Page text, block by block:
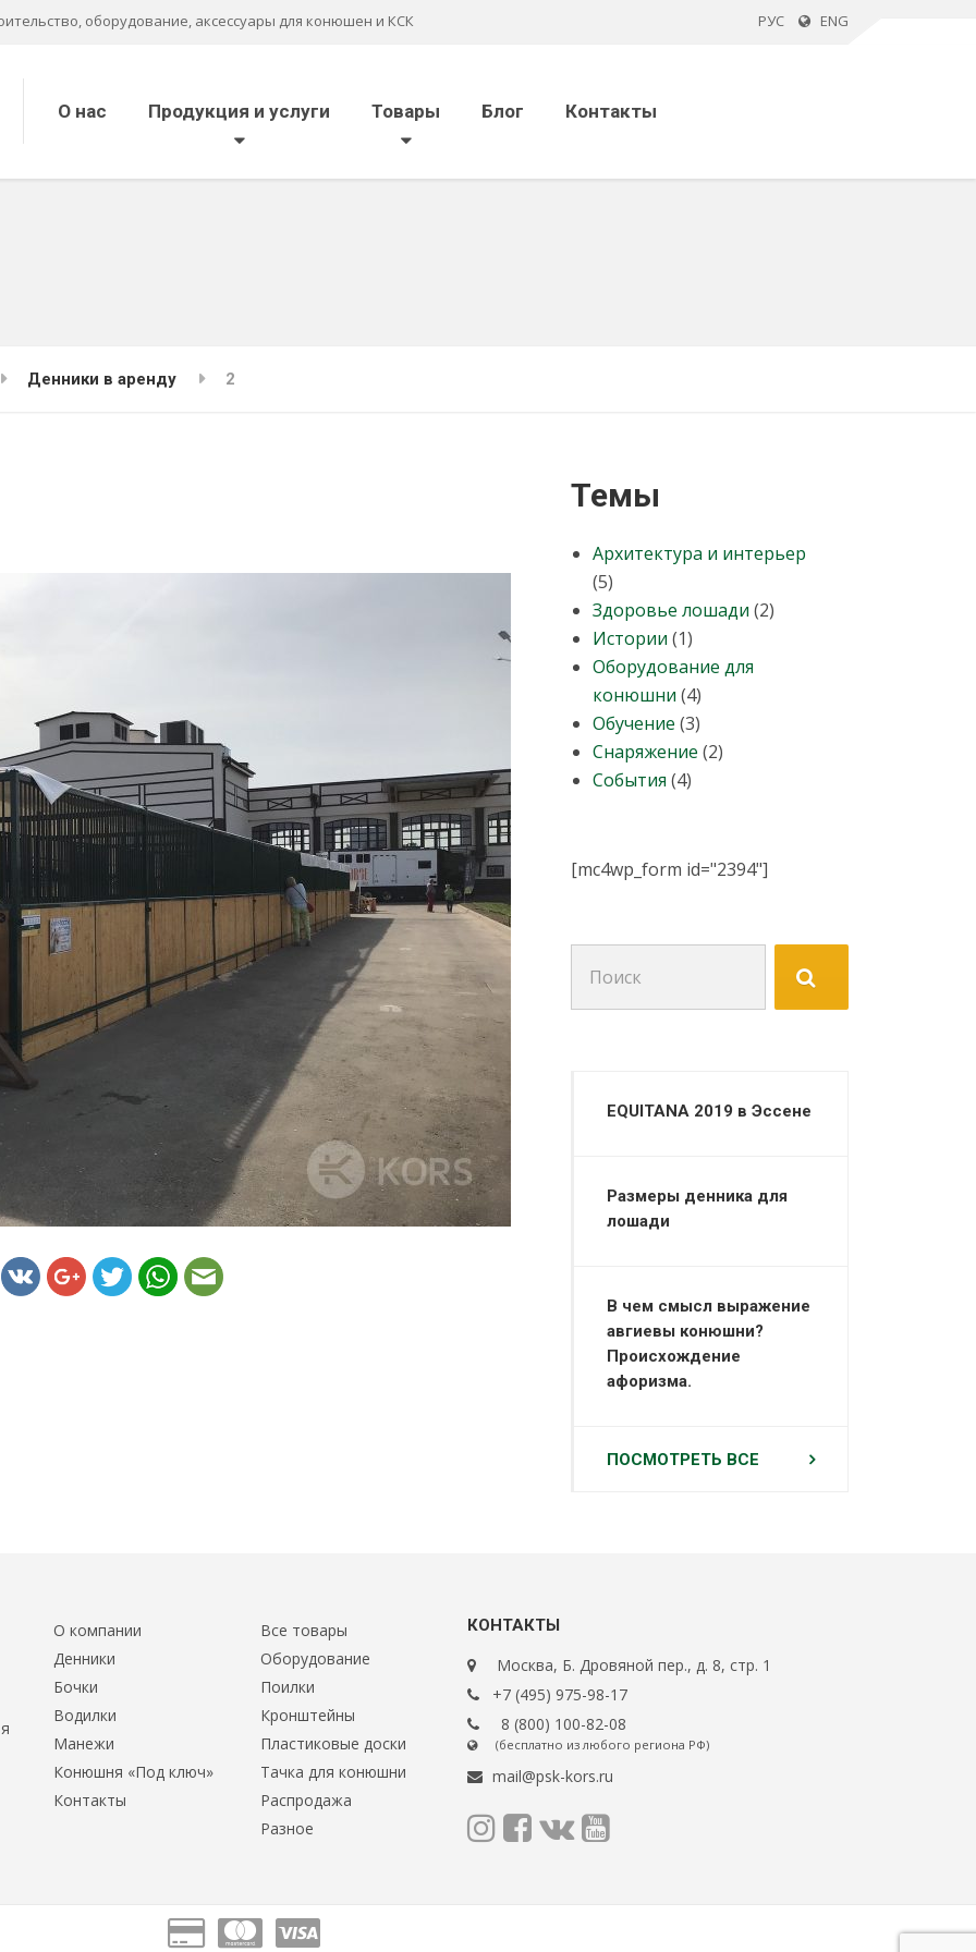
оборудование, аксессуары для конюшен и КСК РУС ENG
О нас Продукция и услуги Товары Блог Контакты
Денники в аренду 2
Темы
Архитектура и интерьер
(5)
Здоровье лошади (2)
Истории (1)
Оборудование для
конюшни (4)
Обучение (3)
Снаряжение (2)
События (4)
[mc4wp_form id="2394"]
для:
EQUITANA 2019 в Эссене
Размеры денника для
лошади
В чем смысл выражение
авгиевы конюшни?
Происхождение
афоризма.
ПОСМОТРЕТЬ ВСЕ
О компании
Денники
Бочки
Водилки
Манежи
Конюшня «Под ключ»
Контакты
Все товары
Оборудование
Поилки
Кронштейны
Пластиковые доски
Тачка для конюшни
Распродажа
Разное
КОНТАКТЫ
Москва, Б. Дровяной пер., д. 8, стр. 1
+7 (495) 975-98-17
8 (800) 100-82-08
(бесплатно из любого региона РФ)
mail@psk-kors.ru